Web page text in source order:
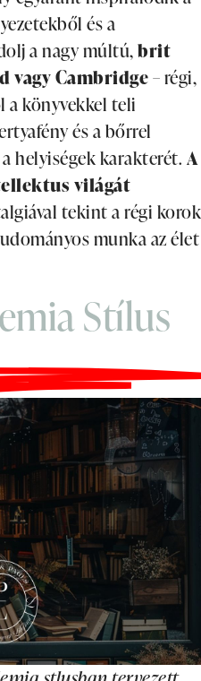
és a
a nagy múltú,brit
vagy Cambridge– régi,
könyvekkel teli
és a bőrrel
helyiségek karakterét. A
világát
tekint a régi korok
munka az élet
Stílus